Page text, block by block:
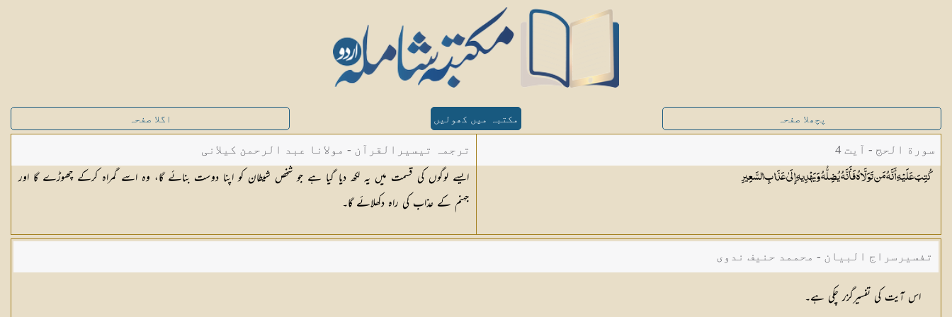
پچھلا صفحہ مکتبہ میں کھولیں اگلا صفحہ
سورة الحج - آیت 4
كُتِبَ عَلَيْهِ أَنَّهُ مَن تَوَلَّاهُ فَأَنَّهُ يُضِلُّهُ وَيَهْدِيهِ إِلَىٰ عَذَابِالسَّعِيرِ
ترجمہ تیسیرالقرآن - مولانا عبد الرحمن کیلانی
ایسے لوگوں کی قسمت میں یہ لکھ دیا گیا ہے جو شخص شیطان کو اپنا دوست بنائے گا، وہ اسے گمراہ کرکے چھوڑے گا اور
جہنم کے عذاب کی راہ دکھلائے گا۔
تفسیرسراج البیان - محممد حنیف ندوی
اس آیت کی تفسیرگزر چکی ہے۔